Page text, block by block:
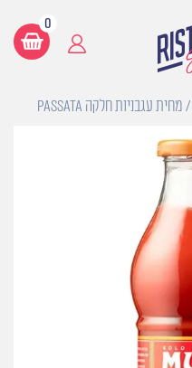
0
/ מחית עגבניות חלקה Passata